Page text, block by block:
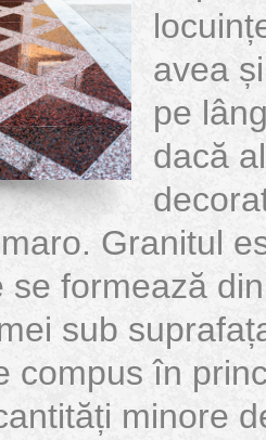
avea
pe
dacă
Granitul
se formează
sub
compus în
minore